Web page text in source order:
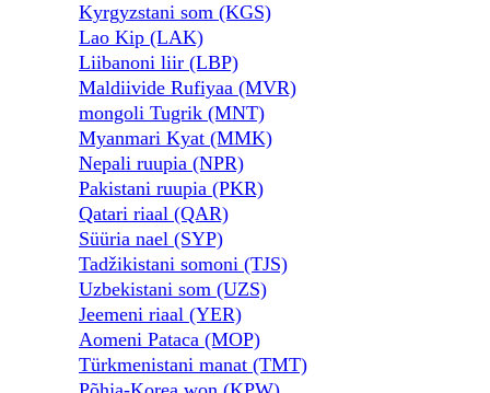
Kyrgyzstani som (KGS)
Lao Kip (LAK)
Liibanoni liir (LBP)
Maldiivide Rufiyaa (MVR)
mongoli Tugrik (MNT)
Myanmari Kyat (MMK)
Nepali ruupia (NPR)
Pakistani ruupia (PKR)
Qatari riaal (QAR)
Süüria nael (SYP)
Tadžikistani somoni (TJS)
Uzbekistani som (UZS)
Jeemeni riaal (YER)
Aomeni Pataca (MOP)
Türkmenistani manat (TMT)